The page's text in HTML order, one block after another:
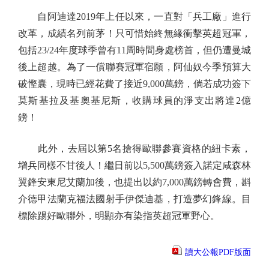
自阿迪達2019年上任以來，一直對「兵工廠」進行
改革，成績名列前茅！只可惜始終無緣衝擊英超冠軍，
包括23/24年度球季曾有11周時間身處榜首，但仍遭曼城
後上超越。為了一償聯賽冠軍宿願，阿仙奴今季預算大
破慳囊，現時已經花費了接近9,000萬鎊，倘若成功簽下
莫斯基拉及基奧基尼斯，收購球員的淨支出將達2億
鎊！
此外，去屆以第5名搶得歐聯參賽資格的紐卡素，
增兵同樣不甘後人！繼日前以5,500萬鎊簽入諾定咸森林
翼鋒安東尼艾蘭加後，也提出以約7,000萬鎊轉會費，斟
介德甲法蘭克福法國射手伊傑迪基，打造夢幻鋒線。目
標除踢好歐聯外，明顯亦有染指英超冠軍野心。
讀大公報PDF版面